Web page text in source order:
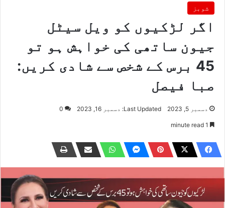
شوبز
اگر لڑکیوں کو ویل سیٹل
جیون ساتھی کی خواہش ہو تو
45 برس کے شخص سے شادی کریں:
صبا فیصل
دسمبر 5, 2023 Last Updated: دسمبر 16, 2023 0